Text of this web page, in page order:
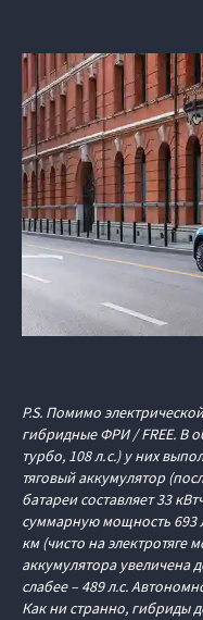
P.S. Помимо
гибридные ФРИ / FREE. В
турбо, 108 л. с.) у них
тяговый аккумулятор
батареи составляет 33
суммарную мощность 693
км (чисто на электротяге
аккумулятора увеличена
слабее – 489 л.с.
Как ни странно, гибриды